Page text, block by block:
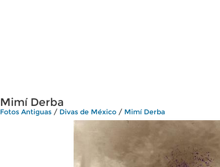
Mimí Derba
Fotos Antiguas / Divas de México / Mimí Derba